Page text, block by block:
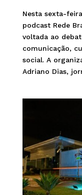
Nesta sexta-
podcast Rede
voltada ao
comunicação,
social. A
Adriano Dias,